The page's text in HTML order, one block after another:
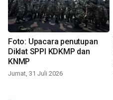
Foto: Upacara penutupan
Diklat SPPI KDKMP dan
KNMP
Jumat, 31 Juli 2026